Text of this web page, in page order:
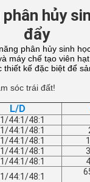
hủy
đẩy
phân hủy sinh
máy chế tạo viên
kế đặc biệt để
sóc trái đất!
L/D
44:1/48:1
44:1/48:1
44:1/48:1
44:1/48:1
44:1/48:1
44:1/48:1